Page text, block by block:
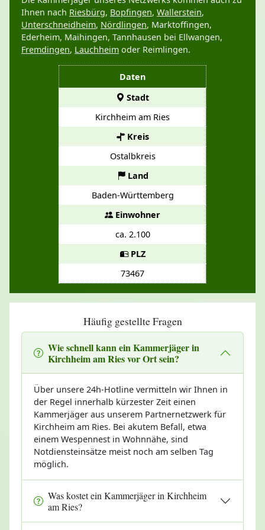
Daten
Stadt
Kirchheim am Ries
Kreis
Ostalbkreis
Land
Baden-Württemberg
Einwohner
ca. 2.100
PLZ
73467
Ihnen nach Riesbürg, Bopfingen, Wallerstein,
Unterschneidheim, Nördlingen, Marktoffingen,
Ederheim, Maihingen, Tannhausen bei Ellwangen,
Fremdingen, Lauchheim oder Reimlingen.
Häufig gestellte Fragen
Wie schnell kann ein Kammerjäger in
Kirchheim am Ries vor Ort sein?
Über unsere 24h-Hotline vermitteln wir Ihnen in
der Regel innerhalb kürzester Zeit einen
Kammerjäger aus unserem Partnernetzwerk für
Kirchheim am Ries. Bei akutem Befall, etwa
einem Wespennest in Wohnnähe, sind
Notdiensteinsätze meist noch am selben Tag
möglich.
Was kostet ein Kammerjäger in Kirchheim
am Ries?